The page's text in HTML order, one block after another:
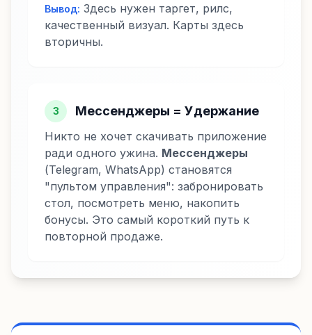
Вывод: Здесь нужен таргет, рилс,
качественный визуал. Карты здесь
вторичны.
3 Мессенджеры = Удержание
Никто не хочет скачивать приложение
ради одного ужина. Мессенджеры
(Telegram, WhatsApp) становятся
"пультом управления": забронировать
стол, посмотреть меню, накопить
бонусы. Это самый короткий путь к
повторной продаже.